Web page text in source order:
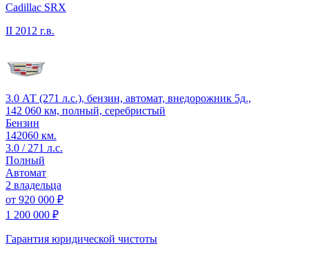
Cadillac SRX
II 2012 г.в.
3.0 АТ (271 л.с.), бензин, автомат, внедорожник 5д.,
142 060 км, полный, серебристый
Бензин
142060 км.
3.0 / 271 л.с.
Полный
Автомат
2 владельца
от 920 000 ₽
1 200 000 ₽
Гарантия юридической чистоты